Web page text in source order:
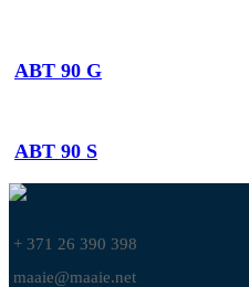
ABT 90 G
ABT 90 S
+ 371 26 390 398
maaie@maaie.net